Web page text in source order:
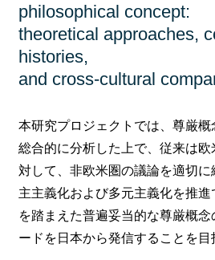
philosophical concept:
theoretical approaches,
histories,
and cross-cultural
本研究プロジェクトでは、尊厳
総合的に分析した上で、従来は
対して、非欧米圏の議論を適切
主主義化および多元主義化を推
を踏まえた普遍妥当的な尊厳概
ードを日本から発信することを目